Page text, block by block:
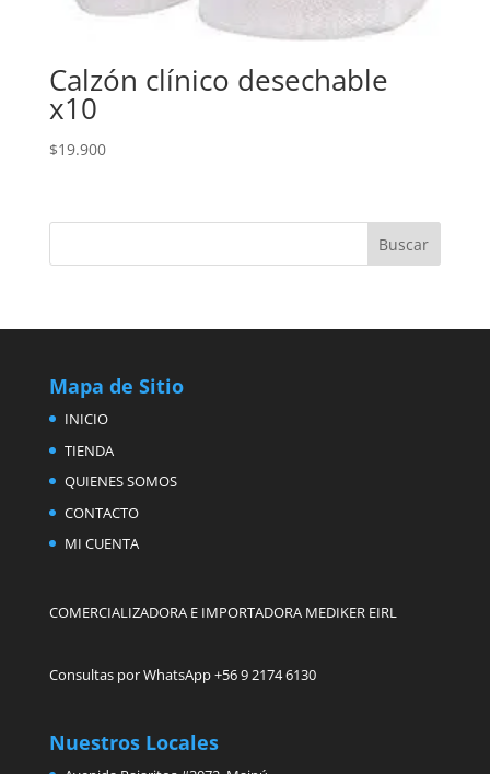
Calzón clínico desechable
x10
$19.900
Mapa de Sitio
INICIO
TIENDA
QUIENES SOMOS
CONTACTO
MI CUENTA
COMERCIALIZADORA E IMPORTADORA MEDIKER EIRL
Consultas por WhatsApp +56 9 2174 6130
Nuestros Locales